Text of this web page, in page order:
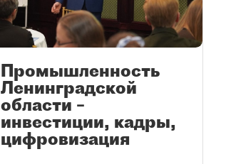
Промышленность
Ленинградской
области –
инвестиции, кадры,
цифровизация